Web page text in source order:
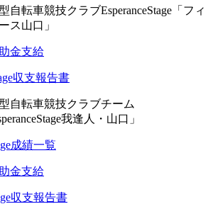
転車競技クラブEsperanceStage「フィ
ス山口」
金支給
収支報告書
自転車競技クラブチーム
我逢人・山口」
成績一覧
金支給
収支報告書